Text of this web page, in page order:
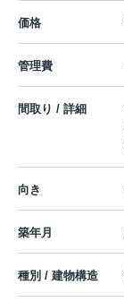
価格
管理費
間取り / 詳細
向き
築年月
種別 / 建物構造